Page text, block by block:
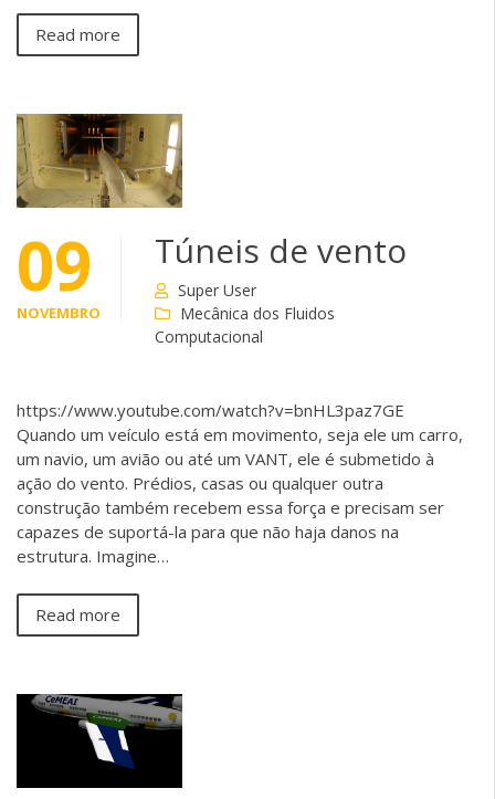
Read more
09
NOVEMBRO
Túneis de vento
Super User
Mecânica dos Fluidos
Computacional
https://www.youtube.com/watch?v=bnHL3paz7GE
Quando um veículo está em movimento, seja ele um carro,
um navio, um avião ou até um VANT, ele é submetido à
ação do vento. Prédios, casas ou qualquer outra
construção também recebem essa força e precisam ser
capazes de suportá-la para que não haja danos na
estrutura. Imagine…
Read more